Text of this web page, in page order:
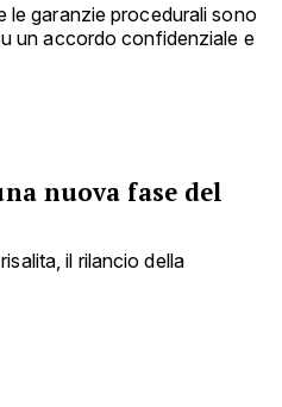
le garanzie procedurali sono
un accordo confidenziale e
nuova fase del
il rilancio della